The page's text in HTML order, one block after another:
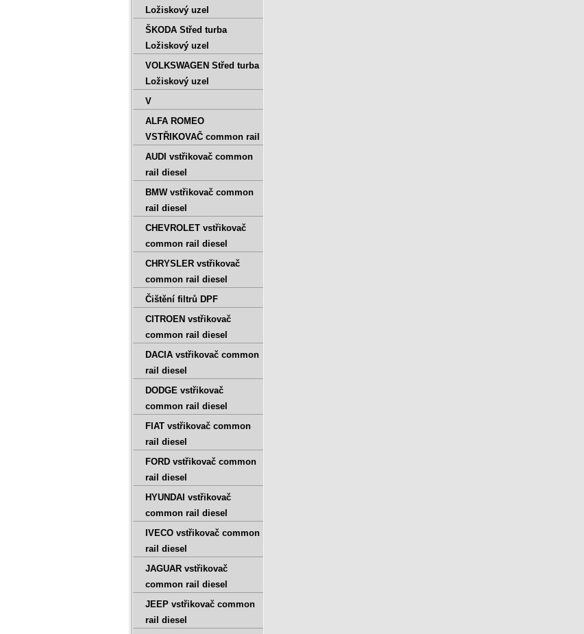
Ložiskový uzel
ŠKODA Střed turba
Ložiskový uzel
VOLKSWAGEN Střed turba
Ložiskový uzel
V
ALFA ROMEO
VSTŘIKOVAČ common rail
AUDI vstřikovač common
rail diesel
BMW vstřikovač common
rail diesel
CHEVROLET vstřikovač
common rail diesel
CHRYSLER vstřikovač
common rail diesel
Čištění filtrů DPF
CITROEN vstřikovač
common rail diesel
DACIA vstřikovač common
rail diesel
DODGE vstřikovač
common rail diesel
FIAT vstřikovač common
rail diesel
FORD vstřikovač common
rail diesel
HYUNDAI vstřikovač
common rail diesel
IVECO vstřikovač common
rail diesel
JAGUAR vstřikovač
common rail diesel
JEEP vstřikovač common
rail diesel